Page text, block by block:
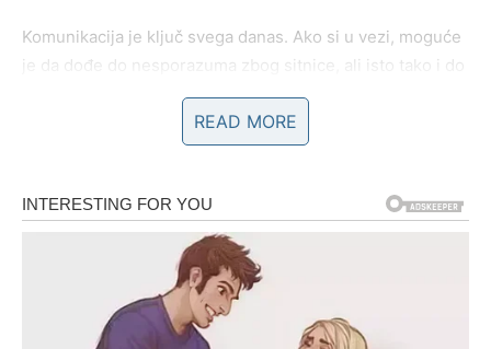
Komunikacija je ključ svega danas. Ako si u vezi, moguće
je da dođe do nesporazuma zbog sitnice, ali isto tako i do
dubokog povezivanja kroz razgovor. Nemoj da koristiš
humor kao odbranu – reci šta osećaš.
prošlosti. Pitanje je – da li si spreman da ponoviš isto ili si
READ MORE